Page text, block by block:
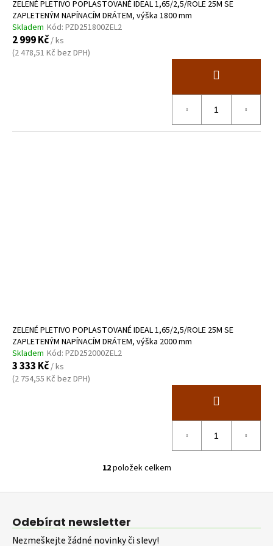
ZELENÉ PLETIVO POPLASTOVANÉ IDEAL 1,65/2,5/ROLE 25M SE
ZAPLETENÝM NAPÍNACÍM DRÁTEM, výška 1800 mm
Skladem Kód: PZD251800ZEL2
2 999 Kč/ ks
(2 478,51 Kč bez DPH)
ZELENÉ PLETIVO POPLASTOVANÉ IDEAL 1,65/2,5/ROLE 25M SE
ZAPLETENÝM NAPÍNACÍM DRÁTEM, výška 2000 mm
Skladem Kód: PZD252000ZEL2
3 333 Kč/ ks
(2 754,55 Kč bez DPH)
O
v
d
a
12položek celkem
Odebírat newsletter
Nezmeškejte žádné novinky či slevy!